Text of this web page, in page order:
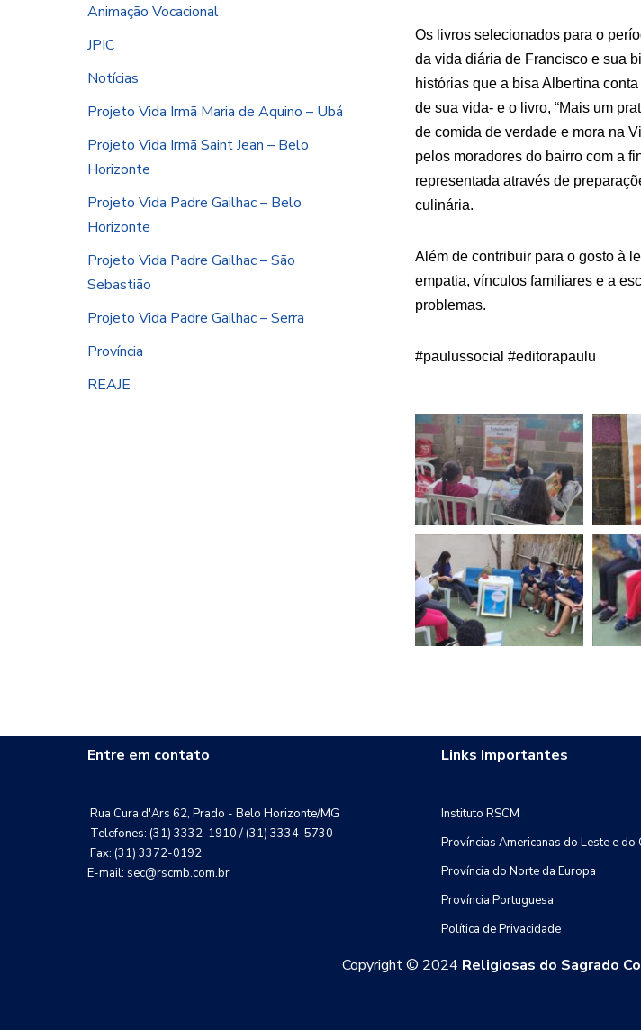
Animação Vocacional
JPIC
Notícias
Projeto Vida Irmã Maria de Aquino – Ubá
Projeto Vida Irmã Saint Jean – Belo
Horizonte
Projeto Vida Padre Gailhac – Belo
Horizonte
Projeto Vida Padre Gailhac – São
Sebastião
Projeto Vida Padre Gailhac – Serra
Província
REAJE
Os livros selecionados para o
da vida diária de Francisco e sua
histórias que a bisa Albertina
de sua vida- e o livro, “Mais um
de comida de verdade e mora na
pelos moradores do bairro com a
representada através de
culinária.
Além de contribuir para o gosto à
empatia, vínculos familiares e a
problemas.
#paulussocial #editorapaulu
Entre em contato
Rua Cura d'Ars 62, Prado - Belo Horizonte/MG
Telefones: (31) 3332-1910 / (31) 3334-5730
Fax: (31) 3372-0192
E-mail: sec@rscmb.com.br
Links Importantes
Instituto RSCM
Províncias Americanas do Leste e do
Província do Norte da Europa
Província Portuguesa
Política de Privacidade
Copyright © 2024 Religiosas do Sagrado